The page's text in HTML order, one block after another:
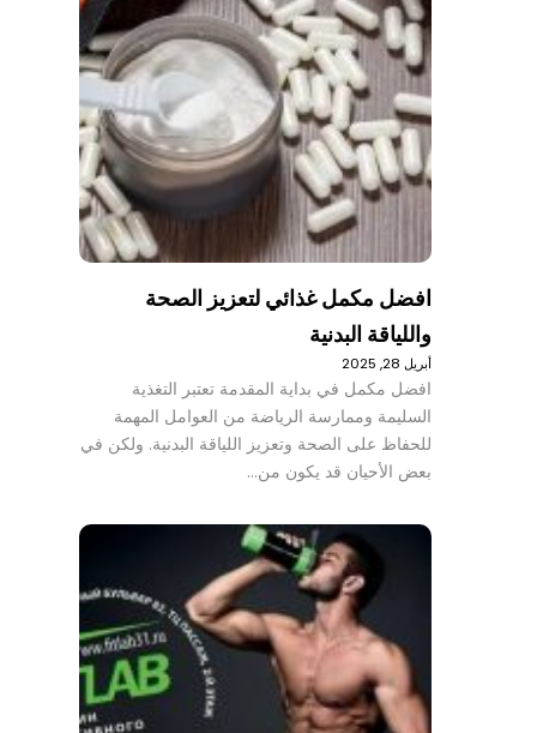
افضل مكمل غذائي لتعزيز الصحة
واللياقة البدنية
أبريل 28, 2025
افضل مكمل في بداية المقدمة تعتبر التغذية
السليمة وممارسة الرياضة من العوامل المهمة
للحفاظ على الصحة وتعزيز اللياقة البدنية. ولكن في
بعض الأحيان قد يكون من…